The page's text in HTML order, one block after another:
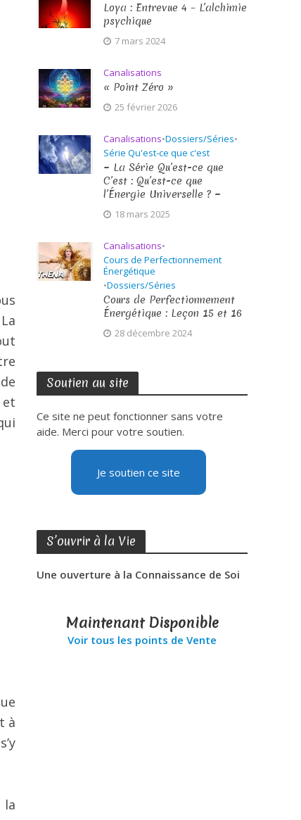
à
la
Loya : Entrevue 4 – L’alchimie
psychique
7 mars 2024
Canalisations
« Point Zéro »
25 février 2026
Canalisations•Dossiers/Séries•
Série Qu'est-ce que c'est
~ La Série Qu’est-ce que
C’est : Qu’est-ce que
l’Énergie Universelle ? ~
18 mars 2025
Canalisations•
Cours de Perfectionnement
Énergétique
•Dossiers/Séries
Cours de Perfectionnement
Énergétique : Leçon 15 et 16
28 décembre 2024
Soutien au site
Ce site ne peut fonctionner sans votre
aide. Merci pour votre soutien.
Je soutien ce site
S’ouvrir à la Vie
Une ouverture à la Connaissance de Soi
Maintenant Disponible
Voir tous les points de Vente